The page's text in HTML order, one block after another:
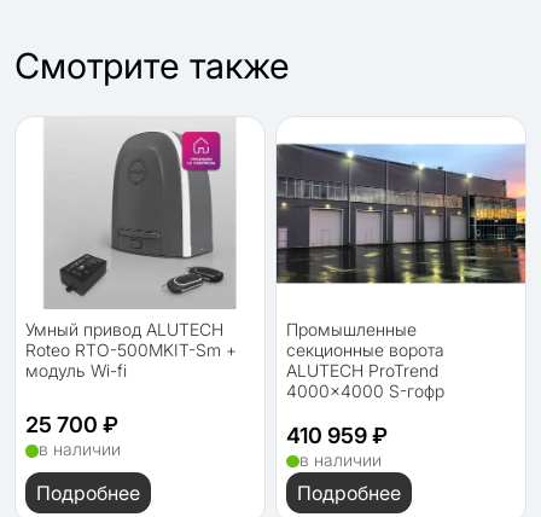
Cмотрите также
Умный привод ALUTECH
Roteo RTO-500MKIT-Sm +
модуль Wi-fi
25 700 ₽
в наличии
Подробнее
Промышленные
секционные ворота
ALUTECH ProTrend
4000×4000 S-гофр
410 959 ₽
в наличии
Подробнее